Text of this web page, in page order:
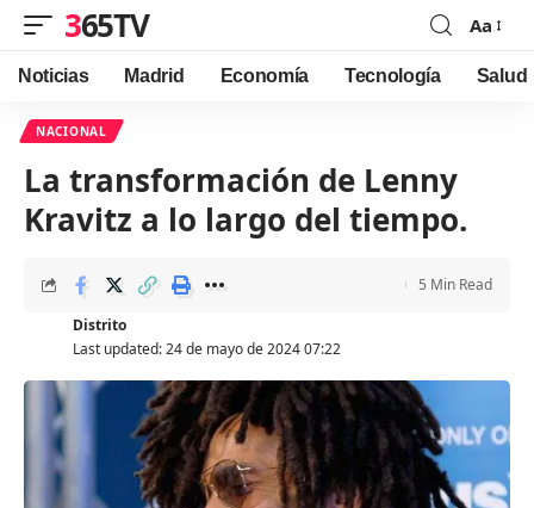
365TV
Font
Resizer
Aa
Noticias Madrid Economía Tecnología Salud
NACIONAL
La transformación de Lenny
Kravitz a lo largo del tiempo.
Last updated: 24 de mayo de 2024 07:22
Distrito
5 Min Read